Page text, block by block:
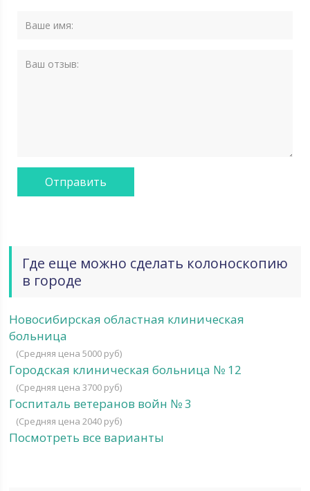
Где еще можно сделать колоноскопию
в городе
Новосибирская областная клиническая
больница
(Средняя цена 5000 руб)
Городская клиническая больница № 12
(Средняя цена 3700 руб)
Госпиталь ветеранов войн № 3
(Средняя цена 2040 руб)
Посмотреть все варианты